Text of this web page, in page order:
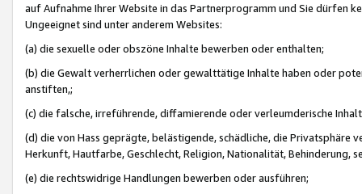
auf Aufnahme Ihrer Website in das Partnerprogramm und Sie dürfen
Ungeeignet sind unter anderem Websites:
(a) die sexuelle oder obszöne Inhalte bewerben oder enthalten;
(b) die Gewalt verherrlichen oder gewalttätige Inhalte haben oder
anstiften,;
(c) die falsche, irreführende, diffamierende oder verleumderische
(d) die von Hass geprägte, belästigende, schädliche, die Privatsphäre
Herkunft, Hautfarbe, Geschlecht, Religion, Nationalität, Behinderung,
(e) die rechtswidrige Handlungen bewerben oder ausführen;